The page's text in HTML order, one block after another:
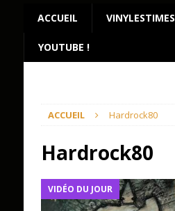
ACCUEIL
YOUTUBE !
ACCUEIL Hardrock80
Hardrock80
VIDÉO DU JOUR